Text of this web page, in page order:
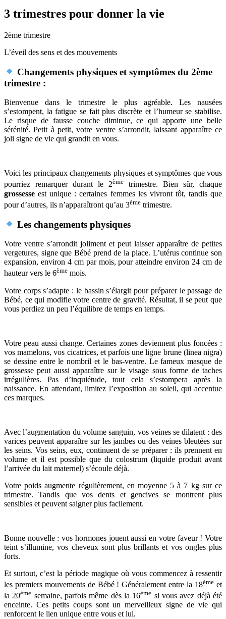
3 trimestres pour donner la vie
2ème trimestre
L’éveil des sens et des mouvements
Changements physiques et symptômes du 2ème
trimestre :
Bienvenue dans le trimestre le plus agréable. Les nausées
s’estompent, la fatigue se fait plus discrète et l’humeur se stabilise.
Le risque de fausse couche diminue, ce qui apporte une belle
sérénité. Petit à petit, votre ventre s’arrondit, laissant apparaître ce
joli signe de vie qui grandit en vous.
Voici les principaux changements physiques et symptômes que vous
pourriez remarquer durant le 2ème trimestre. Bien sûr, chaque
grossesse est unique : certaines femmes les vivront tôt, tandis que
pour d’autres, ils n’apparaîtront qu’au 3ème trimestre.
Les changements physiques
Votre ventre s’arrondit joliment et peut laisser apparaître de petites
vergetures, signe que Bébé prend de la place. L’utérus continue son
expansion, environ 4 cm par mois, pour atteindre environ 24 cm de
hauteur vers le 6ème mois.
Votre corps s’adapte : le bassin s’élargit pour préparer le passage de
Bébé, ce qui modifie votre centre de gravité. Résultat, il se peut que
vous perdiez un peu l’équilibre de temps en temps.
Votre peau aussi change. Certaines zones deviennent plus foncées :
vos mamelons, vos cicatrices, et parfois une ligne brune (linea nigra)
se dessine entre le nombril et le bas-ventre. Le fameux masque de
grossesse peut aussi apparaître sur le visage sous forme de taches
irrégulières. Pas d’inquiétude, tout cela s’estompera après la
naissance. En attendant, limitez l’exposition au soleil, qui accentue
ces marques.
Avec l’augmentation du volume sanguin, vos veines se dilatent : des
varices peuvent apparaître sur les jambes ou des veines bleutées sur
les seins. Vos seins, eux, continuent de se préparer : ils prennent en
volume et il est possible que du colostrum (liquide produit avant
l’arrivée du lait maternel) s’écoule déjà.
Votre poids augmente régulièrement, en moyenne 5 à 7 kg sur ce
trimestre. Tandis que vos dents et gencives se montrent plus
sensibles et peuvent saigner plus facilement.
Bonne nouvelle : vos hormones jouent aussi en votre faveur ! Votre
teint s’illumine, vos cheveux sont plus brillants et vos ongles plus
forts.
Et surtout, c’est la période magique où vous commencez à ressentir
les premiers mouvements de Bébé ! Généralement entre la 18ème et
la 20ème semaine, parfois même dès la 16ème si vous avez déjà été
enceinte. Ces petits coups sont un merveilleux signe de vie qui
renforcent le lien unique entre vous et lui.